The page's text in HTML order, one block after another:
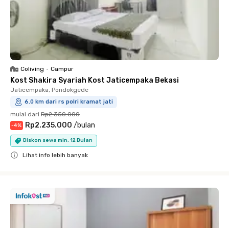
Coliving • Campur
Kost Shakira Syariah Kost Jaticempaka Bekasi
Jaticempaka, Pondokgede
6.0 km dari rs polri kramat jati
mulai dari Rp2.350.000
-4% Rp2.235.000 /bulan
Diskon sewa min. 12 Bulan
Lihat info lebih banyak